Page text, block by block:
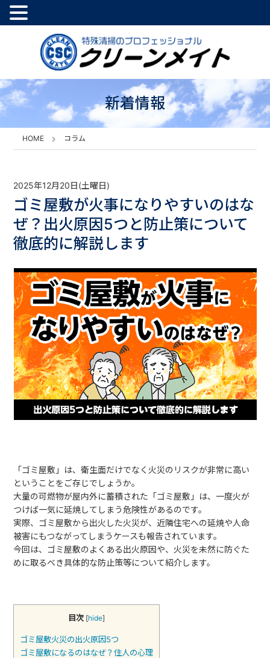
新着情報
HOME コラム
2025年12月20日(土曜日)
ゴミ屋敷が火事になりやすいのはな
ぜ？出火原因5つと防止策について
徹底的に解説します
「ゴミ屋敷」は、衛生面だけでなく火災のリスクが非常に高い
ということをご存じでしょうか。
大量の可燃物が屋内外に蓄積された「ゴミ屋敷」は、一度火が
つけば一気に延焼してしまう危険性があるのです。
実際、ゴミ屋敷から出火した火災が、近隣住宅への延焼や人命
被害にもつながってしまうケースも報告されています。
今回は、ゴミ屋敷のよくある出火原因や、火災を未然に防ぐた
めに取るべき具体的な防止策等について紹介します。
目次 [hide]
ゴミ屋敷火災の出火原因5つ
ゴミ屋敷になるのはなぜ？住人の心理